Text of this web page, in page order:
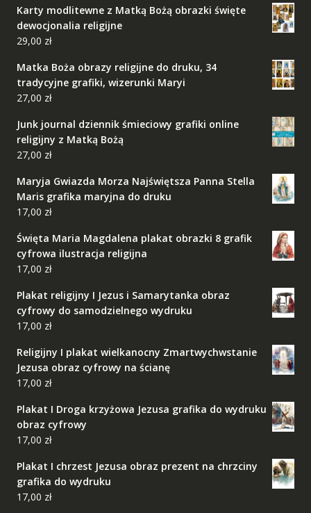
Karty modlitewne z Matką Bożą obrazki święte
dewocjonalia religijne
29,00 zł
Matka Boża obrazy religijne do druku, 34
tradycyjne grafiki, wizerunki Maryi
27,00 zł
Junk journal dziennik śmieciowy grafiki online
religijny z Matką Bożą
27,00 zł
Maryja Gwiazda Morza Najświętsza Panna Stella
Maris grafika maryjna do druku
17,00 zł
Święta Maria Magdalena plakat obrazki 8 grafik
cyfrowa ilustracja religijna
17,00 zł
Plakat religijny I Jezus i Samarytanka obraz
cyfrowy do samodzielnego wydruku
17,00 zł
Religijny I plakat wielkanocny Zmartwychwstanie
Jezusa obraz cyfrowy na ścianę
17,00 zł
Plakat I Droga krzyżowa Jezusa grafika do wydruku
obraz cyfrowy
17,00 zł
Plakat I chrzest Jezusa obraz prezent na chrzciny
grafika do wydruku
17,00 zł